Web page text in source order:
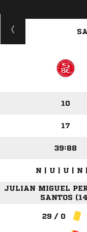
10
17
39:88
N | U | U | N
JULIAN MIGUEL
SANTOS
29 / 0